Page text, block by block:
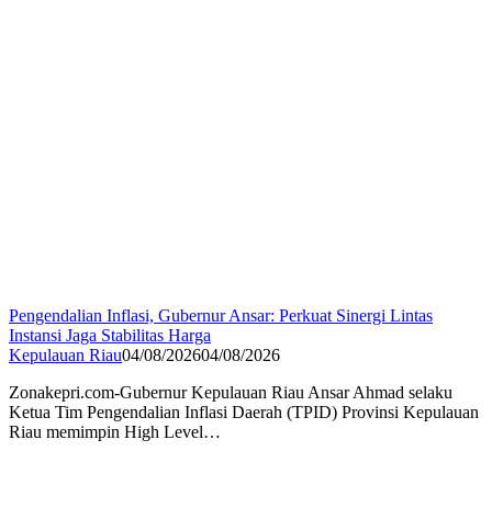
Pengendalian Inflasi, Gubernur Ansar: Perkuat Sinergi Lintas
Instansi Jaga Stabilitas Harga
Kepulauan Riau04/08/202604/08/2026
Zonakepri.com-Gubernur Kepulauan Riau Ansar Ahmad selaku
Ketua Tim Pengendalian Inflasi Daerah (TPID) Provinsi Kepulauan
Riau memimpin High Level…